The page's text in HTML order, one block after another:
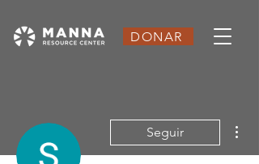
DONAR
Seguir